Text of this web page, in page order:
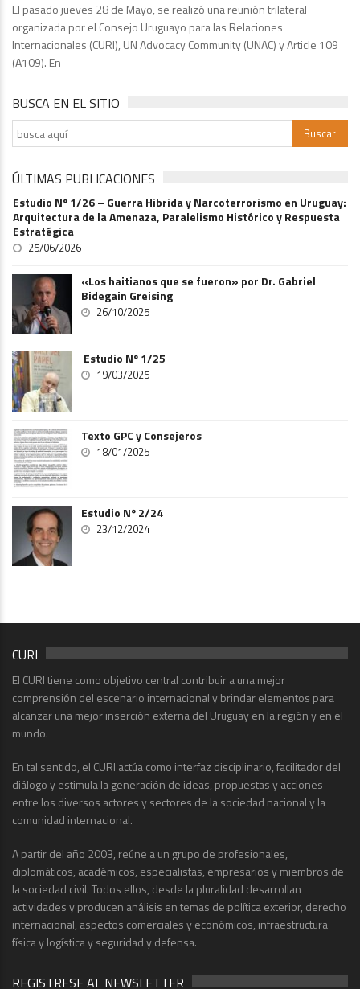
El pasado jueves 28 de Mayo, se realizó una reunión trilateral
organizada por el Consejo Uruguayo para las Relaciones
Internacionales (CURI), UN Advocacy Community (UNAC) y Article 109
(A109). En
BUSCA EN EL SITIO
ÚLTIMAS PUBLICACIONES
Estudio Nº 1/26 – Guerra Hibrida y Narcoterrorismo en Uruguay:
Arquitectura de la Amenaza, Paralelismo Histórico y Respuesta
Estratégica
25/06/2026
«Los haitianos que se fueron» por Dr. Gabriel
Bidegain Greising
26/10/2025
Estudio Nº 1/25
19/03/2025
Texto GPC y Consejeros
18/01/2025
Estudio Nº 2/24
23/12/2024
CURI
El CURI tiene como objetivo central contribuir a una mejor
comprensión del escenario internacional y brindar elementos para
alcanzar una mejor inserción externa del Uruguay en la región y en el
mundo.
En tal sentido, el CURI actúa como interfaz disciplinario, facilitador del
diálogo y estimula la generación de ideas, propuestas y acciones
entre los diversos actores y sectores de la sociedad nacional y la
comunidad internacional.
A partir del año 2003, reúne a un grupo de profesionales,
diplomáticos, académicos, especialistas, empresarios y miembros de
la sociedad civil. Todos ellos, desde la pluralidad desarrollan
actividades y producen análisis en temas de política exterior, derecho
internacional, aspectos comerciales y económicos, infraestructura
física y logística y seguridad y defensa.
REGISTRESE AL NEWSLETTER